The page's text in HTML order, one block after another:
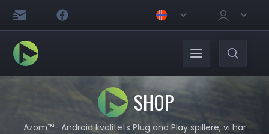
SHOP
Azom™- Android kvalitets Plug and Play spillere, vi har